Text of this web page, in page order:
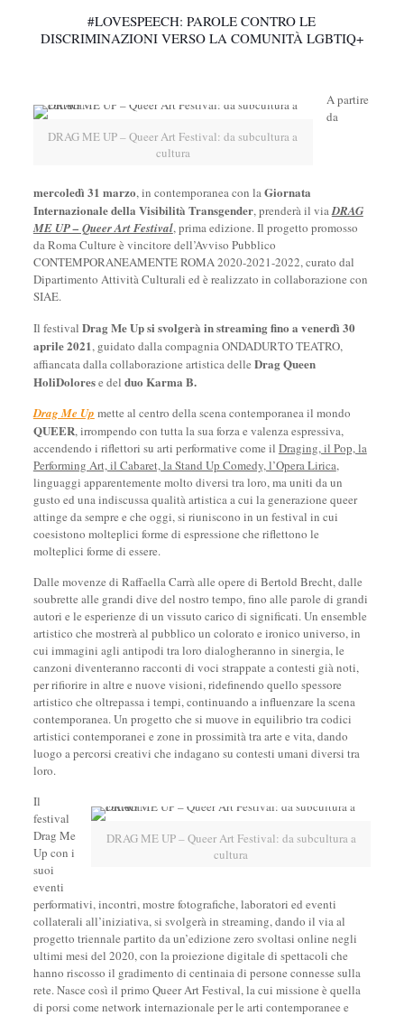
#LOVESPEECH: PAROLE CONTRO LE
DISCRIMINAZIONI VERSO LA COMUNITÀ LGBTIQ+
DRAG ME UP – Queer Art Festival: da subcultura a
cultura
A partire
da
mercoledì 31 marzo, in contemporanea con laGiornata
Internazionale della Visibilità Transgender, prenderà il viaDRAG
ME UP – Queer Art Festival, prima edizione. Il progetto promosso
da Roma Culture è vincitore dell’Avviso Pubblico
CONTEMPORANEAMENTE ROMA 2020-2021-2022, curato dal
Dipartimento Attività Culturali ed è realizzato in collaborazione con
SIAE.
Il festival Drag Me Up si svolgerà in streaming fino a venerdì 30
aprile 2021, guidato dalla compagnia ONDADURTO TEATRO,
affiancata dalla collaborazione artistica delle Drag Queen
HoliDolorese del duo Karma B.
Drag Me Up mette al centro della scena contemporanea il mondo
QUEER, irrompendo con tutta la sua forza e valenza espressiva,
accendendo i riflettori su arti performative come il Draging, il Pop, la
Performing Art, il Cabaret, la Stand Up Comedy, l’Opera Lirica,
linguaggi apparentemente molto diversi tra loro, ma uniti da un
gusto ed una indiscussa qualità artistica a cui la generazione queer
attinge da sempre e che oggi, si riuniscono in un festival in cui
coesistono molteplici forme di espressione che riflettono le
molteplici forme di essere.
Dalle movenze di Raffaella Carrà alle opere di Bertold Brecht, dalle
soubrette alle grandi dive del nostro tempo, fino alle parole di grandi
autori e le esperienze di un vissuto carico di significati. Un ensemble
artistico che mostrerà al pubblico un colorato e ironico universo, in
cui immagini agli antipodi tra loro dialogheranno in sinergia, le
canzoni diventeranno racconti di voci strappate a contesti già noti,
per rifiorire in altre e nuove visioni, ridefinendo quello spessore
artistico che oltrepassa i tempi, continuando a influenzare la scena
contemporanea. Un progetto che si muove in equilibrio tra codici
artistici contemporanei e zone in prossimità tra arte e vita, dando
luogo a percorsi creativi che indagano su contesti umani diversi tra
loro.
DRAG ME UP – Queer Art Festival: da subcultura a
cultura
Il
festival
Drag Me
Up con i
suoi
eventi
performativi, incontri, mostre fotografiche, laboratori ed eventi
collaterali all’iniziativa, si svolgerà in streaming, dando il via al
progetto triennale partito da un’edizione zero svoltasi online negli
ultimi mesi del 2020, con la proiezione digitale di spettacoli che
hanno riscosso il gradimento di centinaia di persone connesse sulla
rete. Nasce così il primo Queer Art Festival, la cui missione è quella
di porsi come network internazionale per le arti contemporanee e